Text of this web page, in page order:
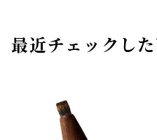
最近チェックし